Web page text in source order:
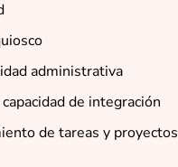
administrativa
de integración
de tareas y proyectos